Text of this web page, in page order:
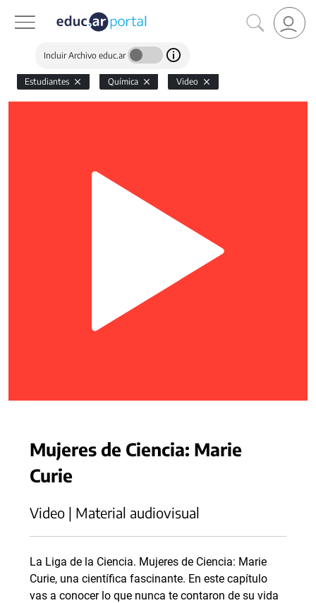
Incluir Archivo educ.ar
Estudiantes Química Video
Mujeres de Ciencia: Marie
Curie
Video | Material audiovisual
La Liga de la Ciencia. Mujeres de Ciencia: Marie
Curie, una científica fascinante. En este capítulo
vas a conocer lo que nunca te contaron de su vida